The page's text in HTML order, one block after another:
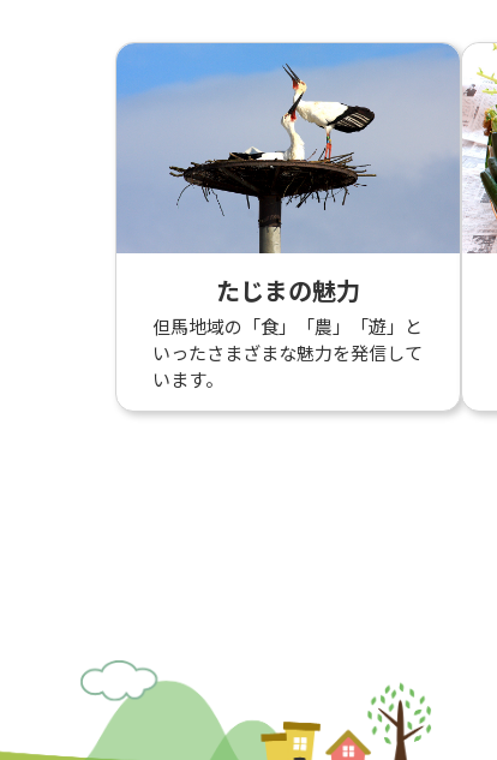
たじまの魅力
但馬地域の「食」「農」「遊」と
いったさまざまな魅力を発信して
います。